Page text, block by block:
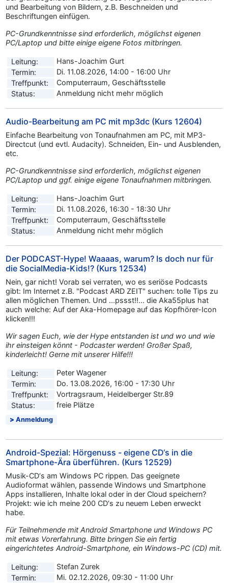
und Bearbeitung von Bildern, z.B. Beschneiden und
Beschriftungen einfügen.
PC-Grundkenntnisse sind erforderlich, möglichst eigenen
PC/Laptop und bitte einige eigene Fotos mitbringen.
Leitung:
Hans-Joachim Gurt
Termin:
Di. 11.08.2026, 14:00 - 16:00 Uhr
Treffpunkt:
Computerraum, Geschäftsstelle
Status:
Anmeldung nicht mehr möglich
Audio-Bearbeitung am PC mit mp3dc (Kurs 12604)
Einfache Bearbeitung von Tonaufnahmen am PC, mit MP3-
Directcut (und evtl. Audacity). Schneiden, Ein- und Ausblenden,
etc.
PC-Grundkenntnisse sind erforderlich, möglichst eigenen
PC/Laptop und ggf. einige eigene Tonaufnahmen mitbringen.
Leitung:
Hans-Joachim Gurt
Termin:
Di. 11.08.2026, 16:30 - 18:30 Uhr
Treffpunkt:
Computerraum, Geschäftsstelle
Status:
Anmeldung nicht mehr möglich
Der PODCAST-Hype! Waaaas, warum? Is doch nur für
die SocialMedia-Kids!? (Kurs 12534)
Nein, gar nicht! Vorab sei verraten, wo es seriöse Podcasts
gibt: Im Internet z.B. "Podcast ARD ZEIT" suchen: tolle Tips zu
allen möglichen Themen. Und ...pssst!!... die Aka55plus hat
auch welche: Auf der Aka-Homepage auf das Kopfhörer-Icon
klicken!!!
Wir sagen Euch, wie der Hype entstanden ist und wo und wie
ihr einsteigen könnt - Podcaster werden! Großer Spaß,
kinderleicht! Gerne mit unserer Hilfe!!!
Leitung:
Peter Wagener
Termin:
Do. 13.08.2026, 16:00 - 17:30 Uhr
Treffpunkt:
Vortragsraum, Heidelberger Str.89
Status:
freie Plätze
Anmeldung
Android-Spezial: Hörgenuss - eigene CD‘s in die
Smartphone-Ära überführen. (Kurs 12529)
Musik-CD‘s am Windows PC rippen. Das geeignete
Audioformat wählen, passende Windows und Smartphone
Apps installieren, Inhalte lokal oder in der Cloud speichern?
Projekt: wie ich meine 200 CD‘s zu neuem Leben erweckt
habe.
Für Teilnehmende mit Android Smartphone und Windows PC
mit etwas Vorerfahrung. Bitte bringen Sie ein fertig
eingerichtetes Android-Smartphone, ein Windows-PC (CD) mit.
Leitung:
Stefan Zurek
Termin:
Mi. 02.12.2026, 09:30 - 11:00 Uhr